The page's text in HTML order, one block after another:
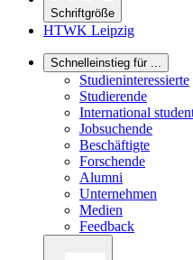
Schriftgröße
HTWK Leipzig
Schnelleinstieg für ...
Studieninteressierte
Studierende
International
Jobsuchende
Beschäftigte
Forschende
Alumni
Unternehmen
Medien
Feedback